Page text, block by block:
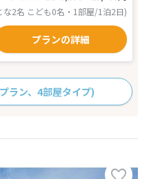
な2名 こども0名・1部屋/1泊2日)
プランの詳細
ラン、4部屋タイプ)